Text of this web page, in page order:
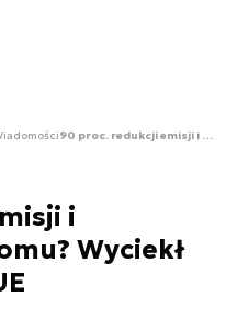
90 proc. redukcji emisji i marginalna rola atomu? Wyciekł draft dokumentu UE
i
Wyciekł